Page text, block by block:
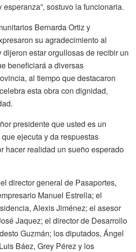
sostuvo la funcionaria.
Bernarda Ortiz y
su agradecimiento al
estar orgullosas de recibir un
beneficiará a diversas
al tiempo que destacaron
esta obra con dignidad,
presidente que usted es un
ejecuta y da respuestas
hacer realidad un sueño esperado
director general de Pasaportes,
Manuel Estrella; el
Alexis Jiménez; el asesor
Jaquez; el director de Desarrollo
Guzmán; los diputados, Ángel
Báez, Grey Pérez y los